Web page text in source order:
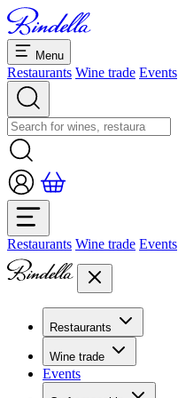
Menu
Restaurants Wine trade Events
Restaurants Wine trade Events
Restaurants
Overview
Banquets &
Dolcezze
Wine trade
Overview
Events